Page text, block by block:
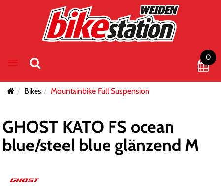
Toggle navigation
0
Bikes Mountainbike Full Suspension
GHOST KATO FS ocean
blue/steel blue glänzend M